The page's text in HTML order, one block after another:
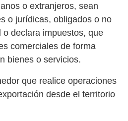
o extranjeros, sean
o jurídicas, obligados o no
o declara impuestos, que
comerciales de forma
bienes o servicios.
que realice operaciones
desde el territorio